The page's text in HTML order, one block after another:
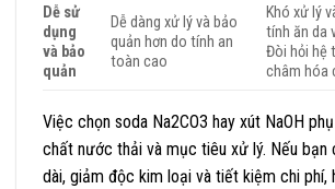
Dễ sử
dụng
và bảo
quản
Dễ dàng xử lý và bảo
quản hơn do tính an
toàn cao
Khó xử lý
tính ăn da
Đòi hỏi hệ
châm hóa
Việc chọn soda Na2CO3 hay xút NaOH
chất nước thải và mục tiêu xử lý. Nếu bạn
dài, giảm độc kim loại và tiết kiệm chi phí,